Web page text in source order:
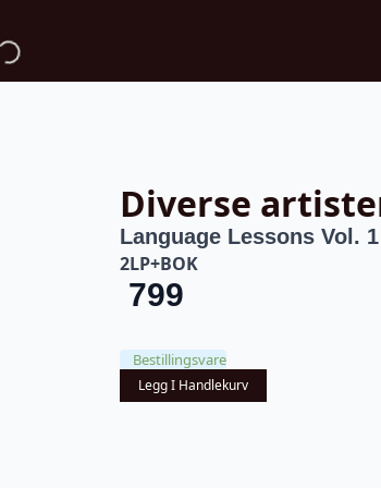
Diverse
Language Lessons Vol. 1
2LP+BOK
799
Bestillingsvare
Legg I Handlekurv